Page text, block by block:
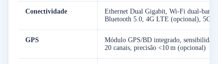
Conectividade
Ethernet Dual Gigabit, Wi-Fi dual-
Bluetooth 5.0, 4G LTE (opcional), 5G
GPS
Módulo GPS/BD integrado,
20 canais, precisão <10 m (opcional)